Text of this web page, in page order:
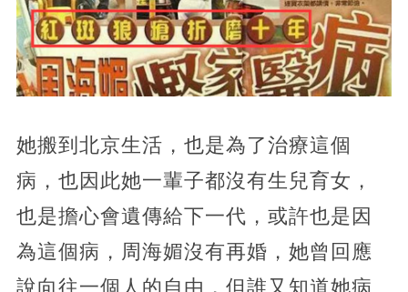
她搬到北京生活，也是為了治療這個
病，也因此她一輩子都沒有生兒育女，
也是擔心會遺傳給下一代，或許也是因
為這個病，周海媚沒有再婚，她曾回應
說向往一個人的自由，但誰又知道她病